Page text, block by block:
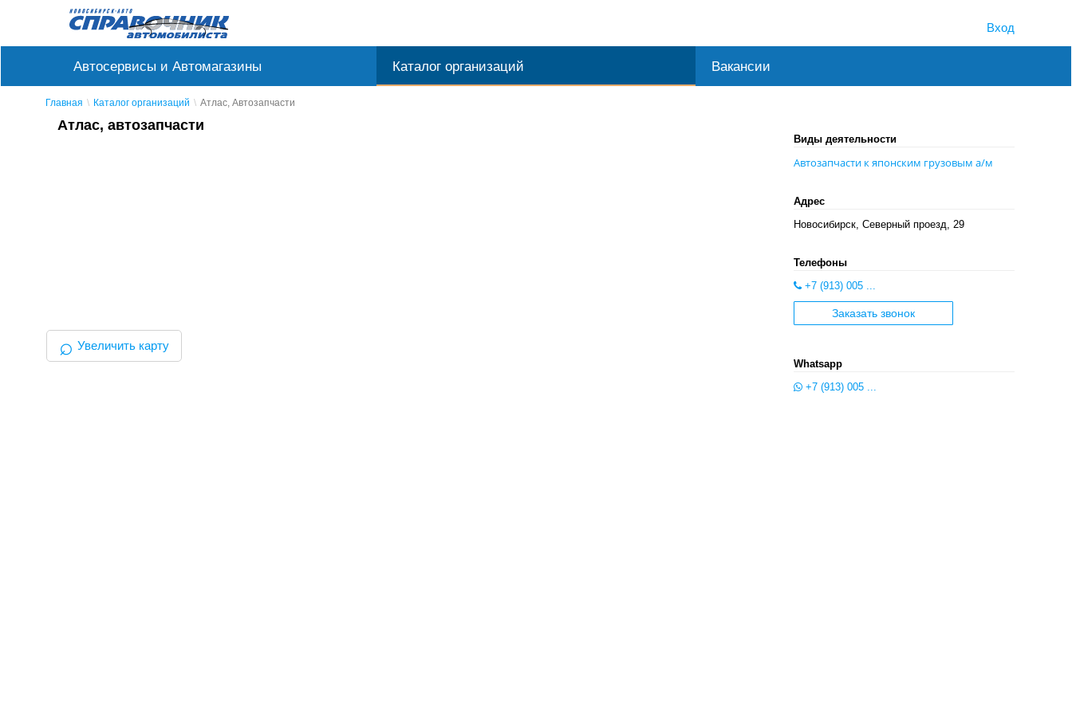
Вход
Автосервисы и Автомагазины Каталог организаций Вакансии
Главная Каталог организаций Атлас, Автозапчасти
Атлас, автозапчасти
⌕ Увеличить карту
Виды деятельности
Автозапчасти к японским грузовым а/м
Адрес
Новосибирск, Северный проезд, 29
Телефоны
+7 (913) 005 ...
Заказать звонок
Whatsapp
+7 (913) 005 ...